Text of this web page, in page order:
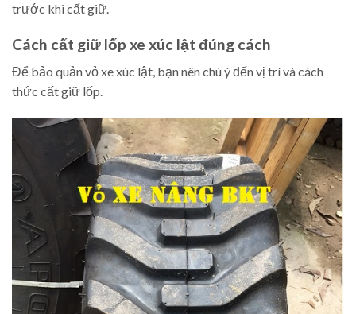
trước khi cất giữ.
Cách cất giữ lốp xe xúc lật đúng cách
Để bảo quản vỏ xe xúc lật, bạn nên chú ý đến vị trí và cách
thức cất giữ lốp.